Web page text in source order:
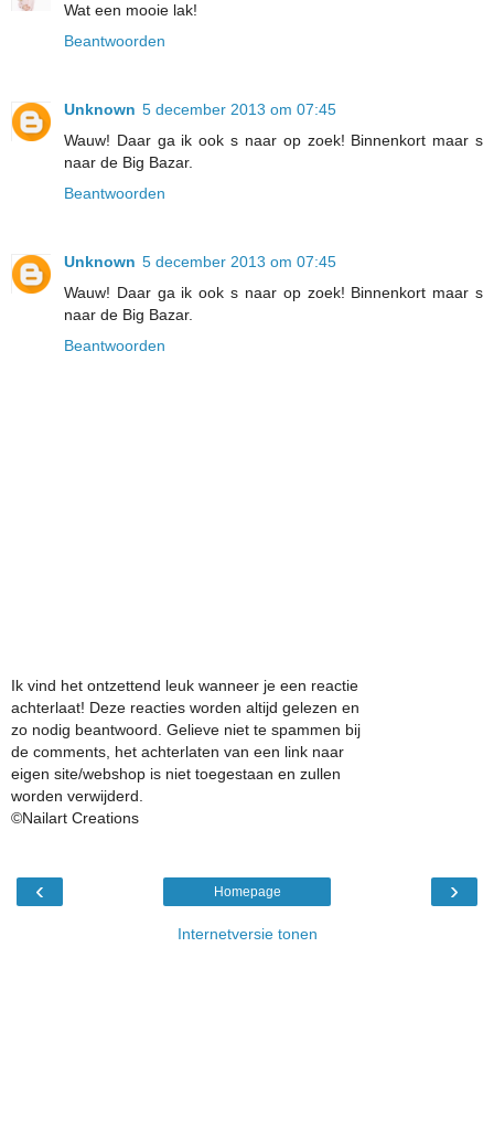
Wat een mooie lak!
Beantwoorden
Unknown 5 december 2013 om 07:45
Wauw! Daar ga ik ook s naar op zoek! Binnenkort maar s
naar de Big Bazar.
Beantwoorden
Unknown 5 december 2013 om 07:45
Wauw! Daar ga ik ook s naar op zoek! Binnenkort maar s
naar de Big Bazar.
Beantwoorden
Ik vind het ontzettend leuk wanneer je een reactie
achterlaat! Deze reacties worden altijd gelezen en
zo nodig beantwoord. Gelieve niet te spammen bij
de comments, het achterlaten van een link naar
eigen site/webshop is niet toegestaan en zullen
worden verwijderd.
©Nailart Creations
‹ ›
Homepage
Internetversie tonen